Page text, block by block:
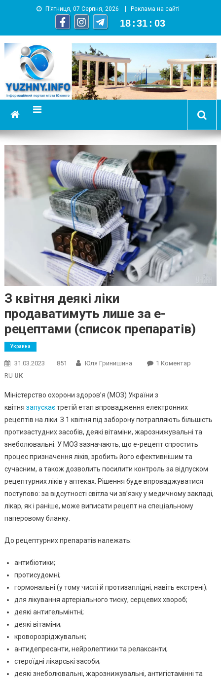
П’ятниця, 07 Серпня, 2026 Реклама на сайті
18 :31 : 04
YUZHNY.INFO
информационный портал города Южный
З квітня деякі ліки
продаватимуть лише за е-
рецептами (список препаратів)
Украина
31.03.2023 851 Юля Гринишина 1 КоментарДо
Лише
За
Е-
RU UK
Міністерство охорони здоров’я (МОЗ) України з
квітня запускаєтретій етап впровадження електронних
рецептів на ліки. З 1 квітня під заборону потрапляють більшість
протизастудних засобів, деякі вітаміни, жарознижувальні та
знеболювальні. У МОЗ зазначають, що е-рецепт спростить
процес призначення ліків, зробить його ефективнішим та
сучасним, а також дозволить посилити контроль за відпуском
рецептурних ліків у аптеках. Рішення буде впроваджуватися
поступово: за відсутності світла чи звʼязку у медичному закладі,
лікар, як і раніше, може виписати рецепт на спеціальному
паперовому бланку.
До рецептурних препаратів належать:
антибіотики;
протисудомні;
гормональні (у тому числі й протизаплідні, навіть екстрені);
для лікування артеріального тиску, серцевих хвороб;
деякі антигельмінтні;
деякі вітаміни;
кроворозріджувальні;
антидепресанти, нейролептики та релаксанти;
стероїдні лікарські засоби;
деякі знеболювальні, жарознижувальні, антигістамінні та